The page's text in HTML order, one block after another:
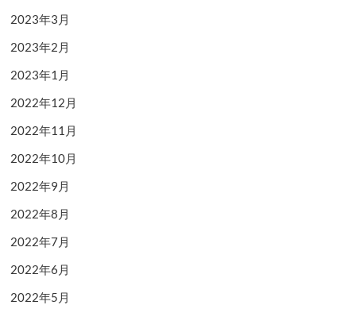
2023年3月
2023年2月
2023年1月
2022年12月
2022年11月
2022年10月
2022年9月
2022年8月
2022年7月
2022年6月
2022年5月